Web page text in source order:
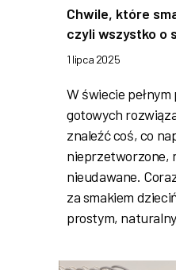
Chwile, które
czyli wszystko o
1 lipca 2025
W świecie
gotowych
znaleźć coś, co
nieprzetworzone,
nieudawane.
za smakiem
prostym,